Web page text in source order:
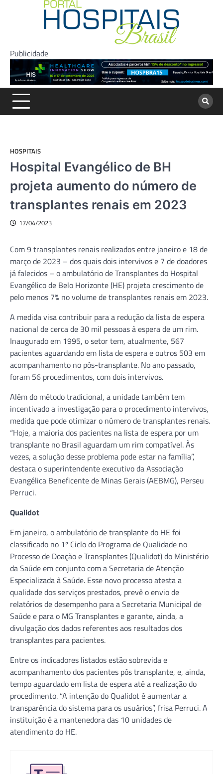
Publicidade
HOSPITAIS
Hospital Evangélico de BH
projeta aumento do número de
transplantes renais em 2023
17/04/2023
Com 9 transplantes renais realizados entre janeiro e 18 de
março de 2023 – dos quais dois intervivos e 7 de doadores
já falecidos – o ambulatório de Transplantes do Hospital
Evangélico de Belo Horizonte (HE) projeta crescimento de
pelo menos 7% no volume de transplantes renais em 2023.
A medida visa contribuir para a redução da lista de espera
nacional de cerca de 30 mil pessoas à espera de um rim.
Inaugurado em 1995, o setor tem, atualmente, 567
pacientes aguardando em lista de espera e outros 503 em
acompanhamento no pós-transplante. No ano passado,
foram 56 procedimentos, com dois intervivos.
Além do método tradicional, a unidade também tem
incentivado a investigação para o procedimento intervivos,
medida que pode otimizar o número de transplantes renais.
“Hoje, a maioria dos pacientes na lista de espera por um
transplante no Brasil aguardam um rim compatível. Às
vezes, a solução desse problema pode estar na família”,
destaca o superintendente executivo da Associação
Evangélica Beneficente de Minas Gerais (AEBMG), Perseu
Perruci.
Qualidot
Em janeiro, o ambulatório de transplante do HE foi
classificado no 1º Ciclo do Programa de Qualidade no
Processo de Doação e Transplantes (Qualidot) do Ministério
da Saúde em conjunto com a Secretaria de Atenção
Especializada à Saúde. Esse novo processo atesta a
qualidade dos serviços prestados, prevê o envio de
relatórios de desempenho para a Secretaria Municipal de
Saúde e para o MG Transplantes e garante, ainda, a
divulgação dos dados referentes aos resultados dos
transplantes para pacientes.
Entre os indicadores listados estão sobrevida e
acompanhamento dos pacientes pós transplante, e, ainda,
tempo aguardado em lista de espera até a realização do
procedimento. “A intenção do Qualidot é aumentar a
transparência do sistema para os usuários”, frisa Perruci. A
instituição é a mantenedora das 10 unidades de
atendimento do HE.